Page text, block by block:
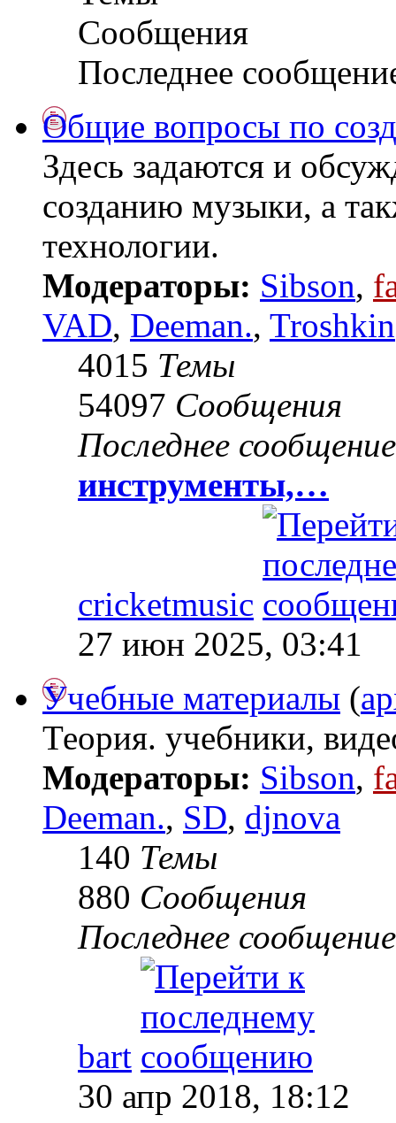
Сообщения
Последнее
Общие вопросы по
Здесь задаются и
созданию музыки, а
технологии.
Модераторы: Sibson,
VAD, Deeman., Troshkin
4015 Темы
54097 Сообщения
Последнее сообщение
инструменты,…
cricketmusic
27 июн 2025, 03:41
Учебные материалы (
Теория. учебники,
Модераторы: Sibson,
Deeman., SD, djnova
140 Темы
880 Сообщения
Последнее сообщение
bart
30 апр 2018, 18:12